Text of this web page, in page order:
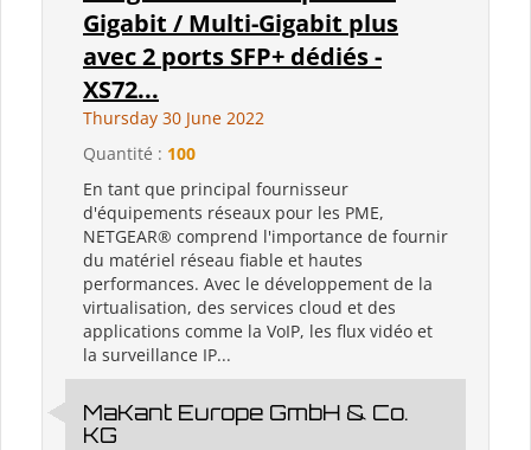
Gigabit / Multi-Gigabit plus
avec 2 ports SFP+ dédiés -
XS72...
Thursday 30 June 2022
Quantité : 100
En tant que principal fournisseur
d'équipements réseaux pour les PME,
NETGEAR® comprend l'importance de fournir
du matériel réseau fiable et hautes
performances. Avec le développement de la
virtualisation, des services cloud et des
applications comme la VoIP, les flux vidéo et
la surveillance IP...
MaKant Europe GmbH & Co.
KG